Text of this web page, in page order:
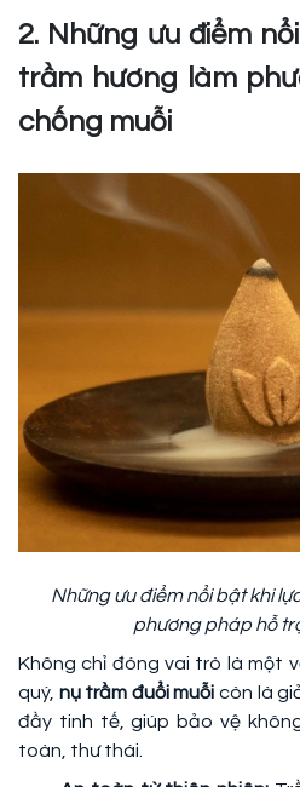
2. Những ưu điểm
trầm hương làm
chống muỗi
Những ưu điểm nổi bật khi
phương pháp hỗ
Không chỉ đóng vai trò là một
quý, nụ trầm đuổi muỗi còn là
đầy tinh tế, giúp bảo vệ
toàn, thư thái.